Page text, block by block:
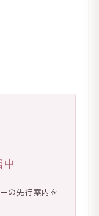
の先行案内を